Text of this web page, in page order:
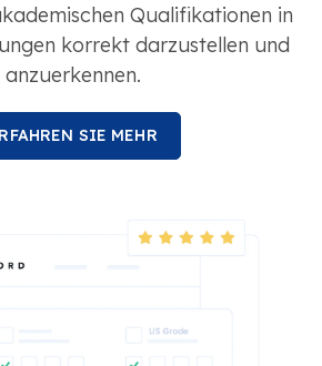
Qualifikationen in
korrekt darzustellen und
anzuerkennen.
SIE MEHR